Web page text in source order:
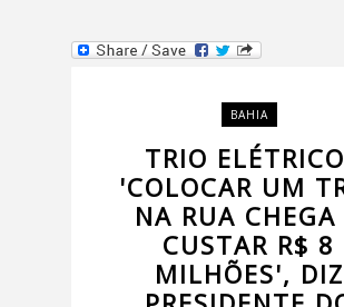
BAHIA
TRIO
'COLOCAR UM
NA RUA CHEGA
CUSTAR R$ 8
MILHÕES', DIZ